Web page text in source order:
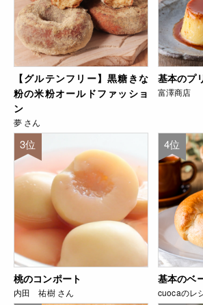
【グルテンフリー】黒糖きな
粉の米粉オールドファッショ
ン
夢 さん
基本のプ
富澤商店
3位
桃のコンポート
内田 祐樹 さん
4位
基本のベ
cuocaのレ